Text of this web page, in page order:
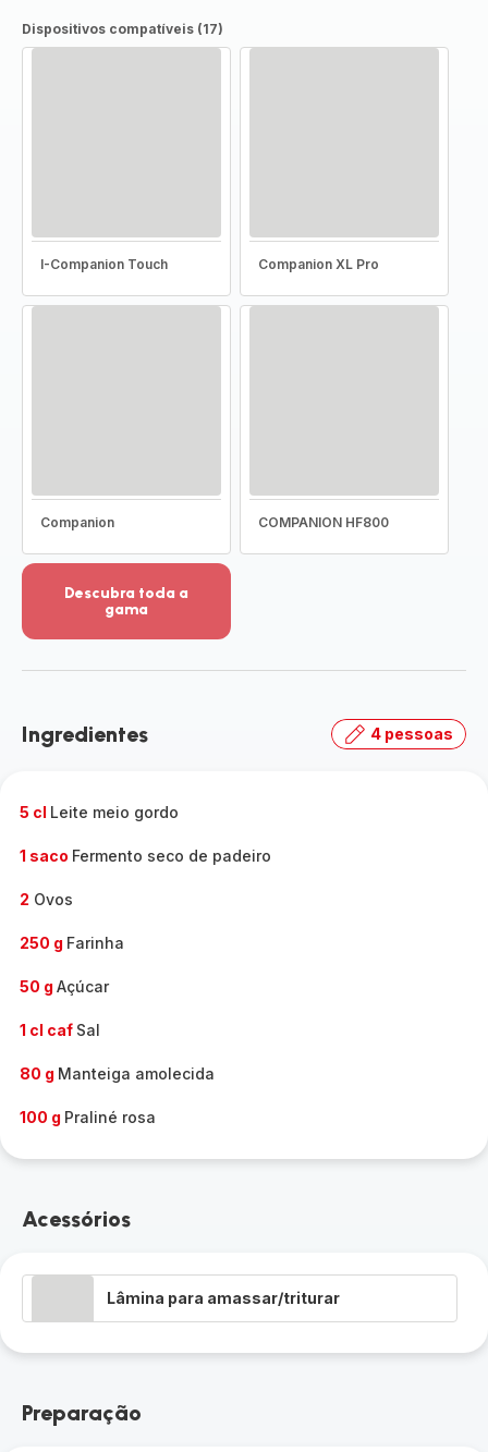
Dispositivos compatíveis (17)
I-Companion Touch Companion XL Pro
Companion COMPANION HF800
Descubra toda a
gama
detalhes
toda
Ingredientes 4 pessoas
5 cl Leite meio gordo
1 saco Fermento seco de padeiro
2 Ovos
250 g Farinha
50 g Açúcar
1 cl caf Sal
80 g Manteiga amolecida
100 g Praliné rosa
Acessórios
Lâmina para amassar/triturar
Preparação